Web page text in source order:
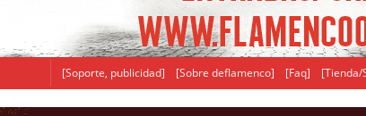
[Soporte, publicidad] [Sobre deflamenco] [Faq] [Tienda/